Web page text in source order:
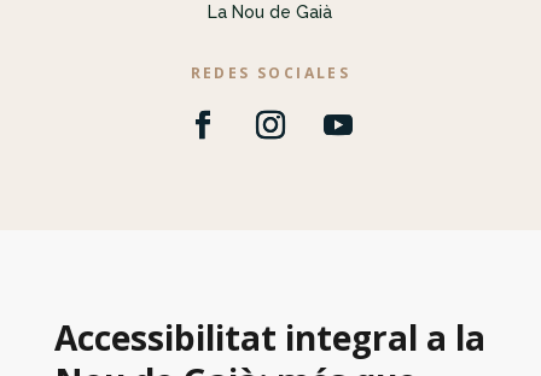
La Nou de Gaià
REDES SOCIALES
Accessibilitat integral a la